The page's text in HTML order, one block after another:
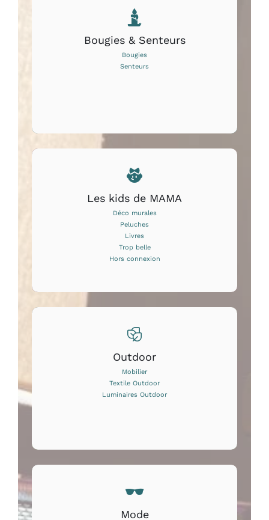
Bougies & Senteurs
Bougies
Senteurs
Les kids de MAMA
Déco murales
Peluches
Livres
Trop belle
Hors connexion
Outdoor
Mobilier
Textile Outdoor
Luminaires Outdoor
Mode